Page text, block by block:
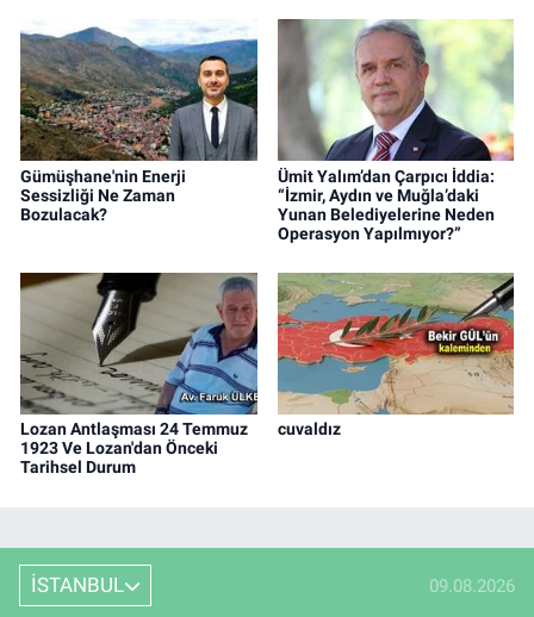
Gümüşhane'nin Enerji
Sessizliği Ne Zaman
Bozulacak?
Ümit Yalım’dan Çarpıcı İddia:
“İzmir, Aydın ve Muğla’daki
Yunan Belediyelerine Neden
Operasyon Yapılmıyor?”
Lozan Antlaşması 24 Temmuz
1923 Ve Lozan'dan Önceki
Tarihsel Durum
cuvaldız
İSTANBUL 09.08.2026